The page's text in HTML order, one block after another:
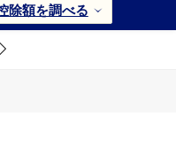
除額を調べる